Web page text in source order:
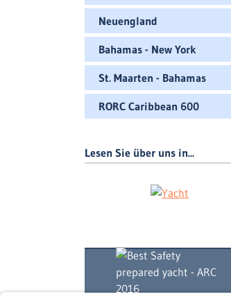
Neuengland
Bahamas - New York
St. Maarten - Bahamas
RORC Caribbean 600
Lesen Sie über uns in...